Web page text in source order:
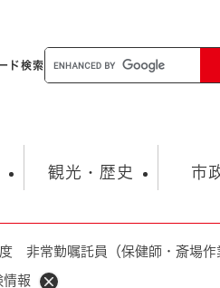
ド検索
涯学習・スポーツ
情報 まちづくり
観光・歴史
ット
市
総合計画
オープンデータ
非常勤嘱託員（保健師・斎場作
報